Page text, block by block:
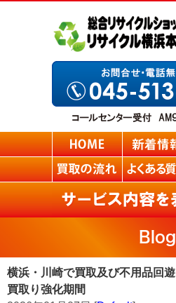
Blog
横浜・川崎で買取及び不用品回
買取り強化期間